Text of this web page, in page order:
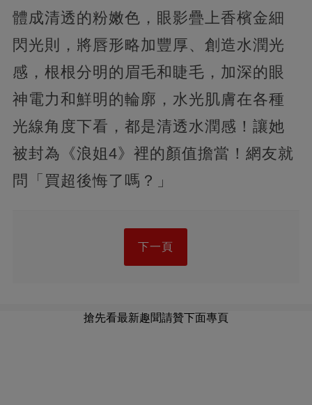
體成清透的粉嫩色，眼影疊上香檳金細
閃光則，將唇形略加豐厚、創造水潤光
感，根根分明的眉毛和睫毛，加深的眼
神電力和鮮明的輪廓，水光肌膚在各種
光線角度下看，都是清透水潤感！讓她
被封為《浪姐4》裡的顏值擔當！網友就
問「買超後悔了嗎？」
下一頁
搶先看最新趣聞請贊下面專頁